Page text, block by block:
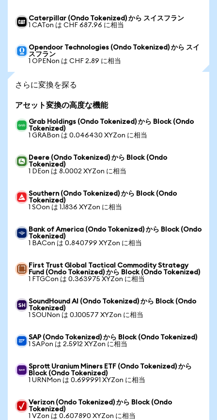
Caterpillar (Ondo Tokenized) から スイスフラン
1 CATon は CHF 687.96 に相当
Opendoor Technologies (Ondo Tokenized) から スイ
スフラン
1 OPENon は CHF 2.89 に相当
さらに変換を探る
アセット変換の高度な機能
Grab Holdings (Ondo Tokenized) から Block (Ondo
Tokenized)
1 GRABon は 0.046430 XYZon に相当
Deere (Ondo Tokenized) から Block (Ondo
Tokenized)
1 DEon は 8.0002 XYZon に相当
Southern (Ondo Tokenized) から Block (Ondo
Tokenized)
1 SOon は 1.1836 XYZon に相当
Bank of America (Ondo Tokenized) から Block (Ondo
Tokenized)
1 BACon は 0.840799 XYZon に相当
First Trust Global Tactical Commodity Strategy
Fund (Ondo Tokenized) から Block (Ondo Tokenized)
1 FTGCon は 0.363975 XYZon に相当
SoundHound AI (Ondo Tokenized) から Block (Ondo
Tokenized)
1 SOUNon は 0.100577 XYZon に相当
SAP (Ondo Tokenized) から Block (Ondo Tokenized)
1 SAPon は 2.5912 XYZon に相当
Sprott Uranium Miners ETF (Ondo Tokenized) から
Block (Ondo Tokenized)
1 URNMon は 0.699991 XYZon に相当
Verizon (Ondo Tokenized) から Block (Ondo
Tokenized)
1 VZon は 0.607890 XYZon に相当